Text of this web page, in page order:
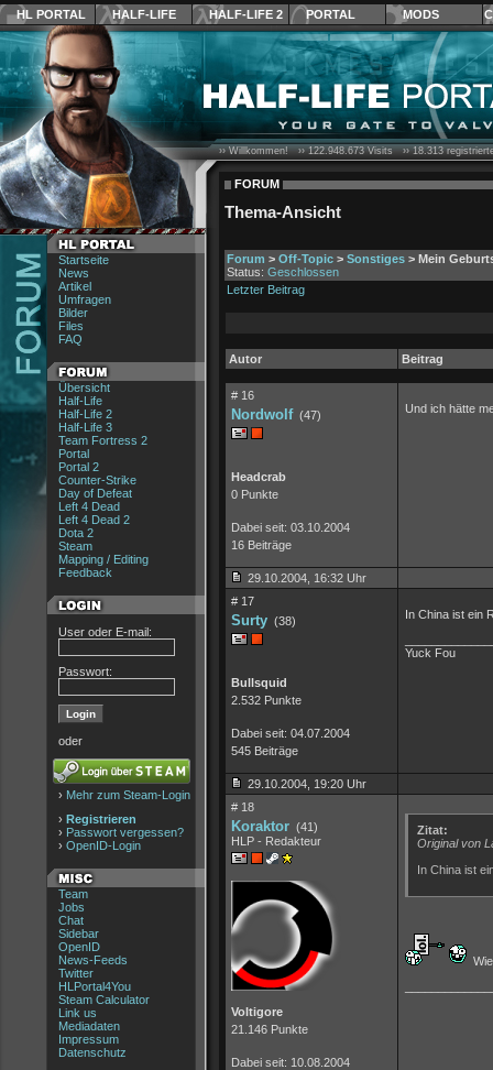
HL PORTAL HALF-LIFE HALF-LIFE 2 PORTAL MODS
Startseite
News
Artikel
Umfragen
Bilder
Files
FAQ
Übersicht
Half-Life
Half-Life 2
Half-Life 3
Team Fortress 2
Portal
Portal 2
Counter-Strike
Day of Defeat
Left 4 Dead
Left 4 Dead 2
Dota 2
Steam
Mapping / Editing
Feedback
User oder E-mail:
Passwort:
oder
› Mehr zum Steam-Login
› Registrieren
› Passwort vergessen?
› OpenID-Login
Team
Jobs
Chat
Sidebar
OpenID
News-Feeds
Twitter
HLPortal4You
Steam Calculator
Link us
Mediadaten
Impressum
Datenschutz
›› Willkommen! ››122.948.673Visits ››18.313
FORUM
Thema-Ansicht
Forum > Off-Topic > Sonstiges > Mein
Status: Geschlossen
Letzter Beitrag
Autor Beitrag
# 16
Nordwolf(47)
Headcrab
0 Punkte
Dabei seit: 03.10.2004
16 Beiträge
Und ich hätte
29.10.2004, 16:32 Uhr
# 17
Surty (38)
Bullsquid
2.532 Punkte
Dabei seit: 04.07.2004
545 Beiträge
In China ist ein
Yuck Fou
29.10.2004, 19:20 Uhr
# 18
Koraktor (41)
HLP - Redakteur
Voltigore
21.146 Punkte
Dabei seit: 10.08.2004
Zitat:
Original von
In China ist